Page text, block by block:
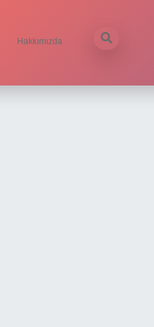
Hakkımızda